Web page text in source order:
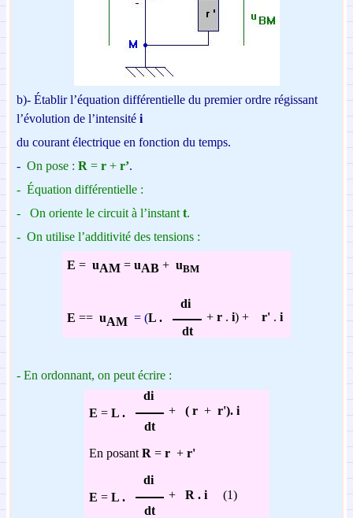
b)- Établir l’équation différentielle du premier ordre régissant
l’évolution de l’intensité i
du courant électrique en fonction du temps.
- On pose : R = r + r’.
- Équation différentielle :
- On oriente le circuit à l’instant t.
- On utilise l’additivité des tensions :
E = uAM = uAB + uBM
E == uAM = (L .
di
dt
+ r . i) + r' . i
- En ordonnant, on peut écrire :
E =L .
di
dt
+ ( r +r'). i
En posant R = r+ r'
E =L .
di
dt
+ R . i (1)